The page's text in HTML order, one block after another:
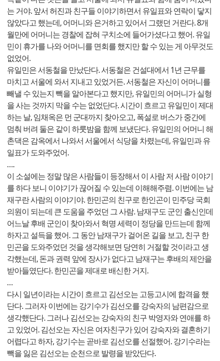
는 거야. 앞서 허진과 친구들 이야기하면서 유일표와 연락이 닿지
않았다고 했는데, 어머니와 은거하고 있어서 그랬던 거란다. 8개
월만에 어머니는 경찰에 잡혀 구치소에 들어가셨다고 했어. 유일
민이 휴가를 나와 어머니를 면회를 했지만 할 수 있는 게 아무것도
없었어.
유일민은 서동철을 만났단다. 서동철은 건설대에서 1년 근무를
마치고 서울에 와서 지내고 있었거든. 서동철은 자신이 어머니를
빼낼 수 있는지 빽을 알아본다고 했지만, 유일민의 어머니가 실형
을 사는 것까지 막을 수는 없었단다. 시간이 흐르고 유일민이 제대
하는 날, 임채옥은 먼 군대까지 찾아오고, 폭설로 버스가 중간에
멈춰 버려 둘은 같이 하룻밤을 함께 보냈단다. 유일민의 어머니 해
촌댁은 감옥에서 나와서 서울에서 식당을 차렸는데, 유일민과 유
일표가 도와주었어.
….
이 소설에는 정말 많은 사람들이 등장해서 이 사람 저 사람 이야기
를 하다 보니 이야기가 끊어질 수 있는데 이해해주렴. 이번에는 남
재구란 사람의 이야기야. 한민곤의 친구로 한인곤이 민주당 국회
의원이 되는데 큰 도움을 주었던 그 사람. 남재구도 군인 출신인데
어느날 후배 군인이 찾아와서 혁명 세력이 정당을 만드는데 함께
하자고 설득을 했어. 그 동안 남재구가 걸어온 길을 보고, 친구 한
민곤을 도와주었던 것을 생각해보면 당연히 거절할 것이라고 생
각했는데, 돈과 권력 앞에 장사가 없다고 남재구는 후배의 제안을
받아들였단다. 한민곤을 제대로 배신한 거지.
…
다시 일년이라는 시간이 흐르고 김선오는 고등고시에 합격을 했
단다. 그러자 이번에는 강기수가 김선오를 강숙자의 남편감으로
생각했단다. 그러나 김선오는 강숙자의 친구 박영자와 연애를 하
고 있었어. 김선오는 자신은 여자친구가 있어 강숙자와 결혼하기
어렵다고 하자, 강기수는 곧바로 김선오를 선절했어. 강기수라는
빽을 잃은 김선오는 순천으로 발령을 받았단다.